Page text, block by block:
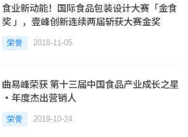
食业新动能！国际食品包装设计大赛「金食
奖 」，壹峰创新连续两届斩获大赛金奖
荣誉 2018-11-05
曲易峰荣获 第十三届中国食品产业成长之星
•年度杰出营销人
荣誉 2019-10-24